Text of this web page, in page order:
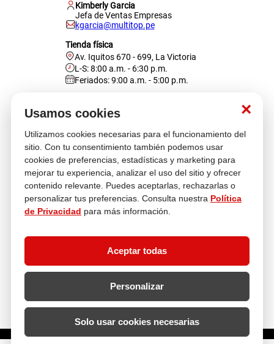
×
Usamos cookies
Utilizamos cookies necesarias para el funcionamiento del
sitio. Con tu consentimiento también podemos usar
cookies de preferencias, estadísticas y marketing para
mejorar tu experiencia, analizar el uso del sitio y ofrecer
contenido relevante. Puedes aceptarlas, rechazarlas o
personalizar tus preferencias. Consulta nuestra Política
de Privacidad para más información.
Aceptar todas
Personalizar
Solo usar cookies necesarias
Kimberly Garcia
Jefa de Ventas Empresas
kgarcia@multitop.pe
Tienda física
Av. Iquitos 670 - 699, La Victoria
L-S: 8:00 a.m. - 6:30 p.m.
Feriados: 9:00 a.m. - 5:00 p.m.
Atención al cliente
Descubre más